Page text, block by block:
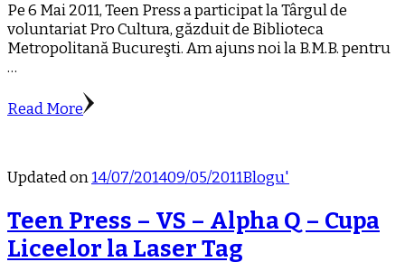
Pe 6 Mai 2011, Teen Press a participat la Târgul de
voluntariat Pro Cultura, găzduit de Biblioteca
Metropolitană Bucureşti. Am ajuns noi la B.M.B. pentru
…
Read More
Updated on14/07/201409/05/2011Blogu'
Teen Press – VS – Alpha Q – Cupa
Liceelor la Laser Tag